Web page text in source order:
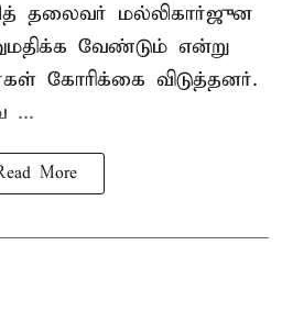
தலைவர் மல்லிகார்ஜுன
வேண்டும் என்று
கோரிக்கை விடுத்தனர்.
...
More